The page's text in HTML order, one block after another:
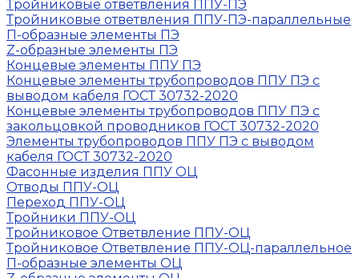
Тройниковые ответвления ППУ-ПЭ
Тройниковые ответвления ППУ-ПЭ-параллельные
П-образные элементы ПЭ
Z-образные элементы ПЭ
Концевые элементы ППУ ПЭ
Концевые элементы трубопроводов ППУ ПЭ с
выводом кабеля ГОСТ 30732-2020
Концевые элементы трубопроводов ППУ ПЭ с
закольцовкой проводников ГОСТ 30732-2020
Элементы трубопроводов ППУ ПЭ с выводом
кабеля ГОСТ 30732-2020
Фасонные изделия ППУ ОЦ
Отводы ППУ-ОЦ
Переход ППУ-ОЦ
Тройники ППУ-ОЦ
Тройниковое Ответвление ППУ-ОЦ
Тройниковое Ответвление ППУ-ОЦ-параллельное
П-образные элементы ОЦ